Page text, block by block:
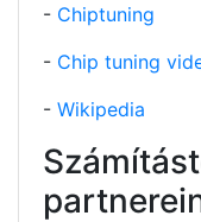
- Chiptuning
- Chip tuning
- Wikipedia